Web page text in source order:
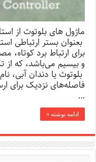
بعنوان بستر ارتباطی
برای ارتباط برد کوتاه،
و بیسیم می‌باشد، که از
بلوتوث یا دندان آبی،
فاصله‌های نزدیک برای
…
ادامه نوشته »